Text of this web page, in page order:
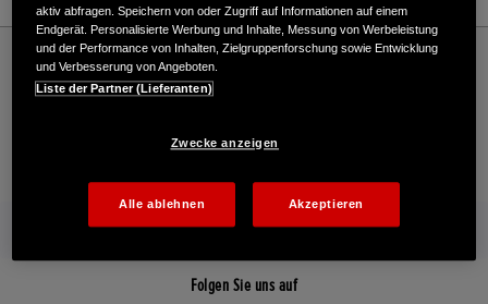
Honda
Industrie
Frieters GmbH & Co. KG - Industrie – Honda - HONDA Deutschland Offizielle Website
| The Power of Dreams
Mehr von Honda
Folgen Sie uns auf
aktiv abfragen. Speichern von oder Zugriff auf Informationen auf einem
Endgerät. Personalisierte Werbung und Inhalte, Messung von Werbeleistung
und der Performance von Inhalten, Zielgruppenforschung sowie Entwicklung
und Verbesserung von Angeboten.
Liste der Partner (Lieferanten)
Zwecke anzeigen
Alle ablehnen Akzeptieren